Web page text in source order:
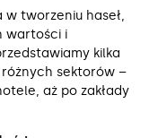
tworzeniu haseł,
wartości i
kilka
różnych sektorów –
aż po zakłady